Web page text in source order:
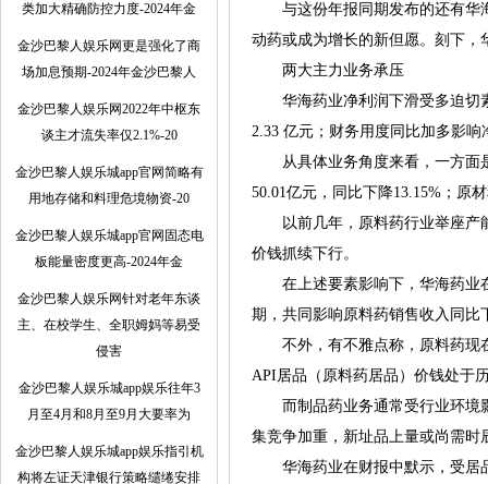
类加大精确防控力度-2024年金
金沙巴黎人娱乐网更是强化了商
场加息预期-2024年金沙巴黎人
金沙巴黎人娱乐网2022年中枢东
谈主才流失率仅2.1%-20
金沙巴黎人娱乐城app官网简略有
用地存储和料理危境物资-20
金沙巴黎人娱乐城app官网固态电
板能量密度更高-2024年金
金沙巴黎人娱乐网针对老年东谈
主、在校学生、全职姆妈等易受
侵害
金沙巴黎人娱乐城app娱乐往年3
月至4月和8月至9月大要率为
金沙巴黎人娱乐城app娱乐指引机
构将左证天津银行策略缱绻安排
与这份年报同期发布的还有华海
动药或成为增长的新但愿。刻下
两大主力业务承压
华海药业净利润下滑受多迫切素
2.33 亿元；财务用度同比加多影响
从具体业务角度来看，一方面是
50.01亿元，同比下降13.15%；原
以前几年，原料药行业举座产能
价钱抓续下行。
在上述要素影响下，华海药业在
期，共同影响原料药销售收入同比
不外，有不雅点称，原料药现在
API居品（原料药居品）价钱处于
而制品药业务通常受行业环境影
集竞争加重，新址品上量或尚需时
华海药业在财报中默示，受居品